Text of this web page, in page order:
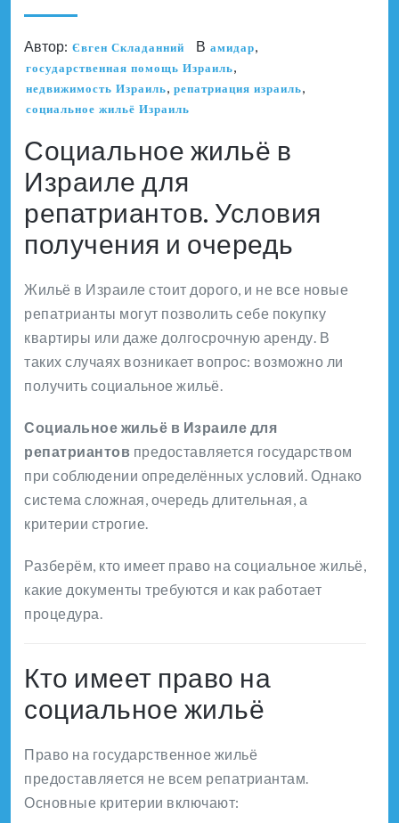
Автор: Євген Складанний В амидар,
государственная помощь Израиль,
недвижимость Израиль, репатриация израиль,
социальное жильё Израиль
Социальное жильё в
Израиле для
репатриантов. Условия
получения и очередь
Жильё в Израиле стоит дорого, и не все новые
репатрианты могут позволить себе покупку
квартиры или даже долгосрочную аренду. В
таких случаях возникает вопрос: возможно ли
получить социальное жильё.
Социальное жильё в Израиле для
репатриантов предоставляется государством
при соблюдении определённых условий. Однако
система сложная, очередь длительная, а
критерии строгие.
Разберём, кто имеет право на социальное жильё,
какие документы требуются и как работает
процедура.
Кто имеет право на
социальное жильё
Право на государственное жильё
предоставляется не всем репатриантам.
Основные критерии включают: